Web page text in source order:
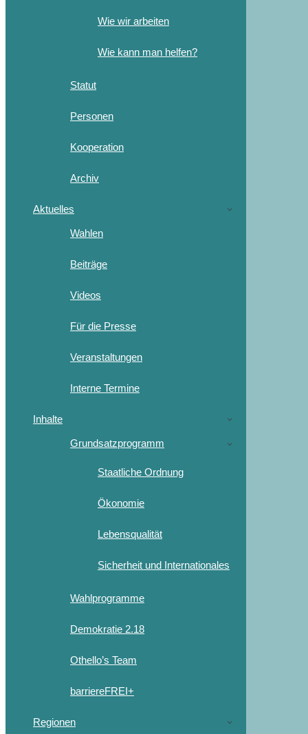
Wie wir arbeiten
Wie kann man helfen?
Statut
Personen
Kooperation
Archiv
Aktuelles
Wahlen
Beiträge
Videos
Für die Presse
Veranstaltungen
Interne Termine
Inhalte
Grundsatzprogramm
Staatliche Ordnung
Ökonomie
Lebensqualität
Sicherheit und Internationales
Wahlprogramme
Demokratie 2.18
Othello’s Team
barriereFREI+
Regionen